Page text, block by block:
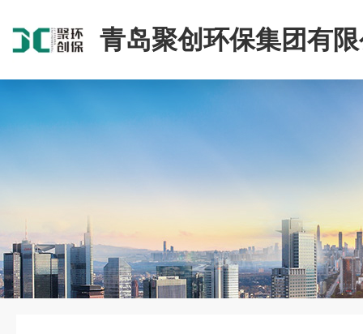
青岛聚创环保集团有